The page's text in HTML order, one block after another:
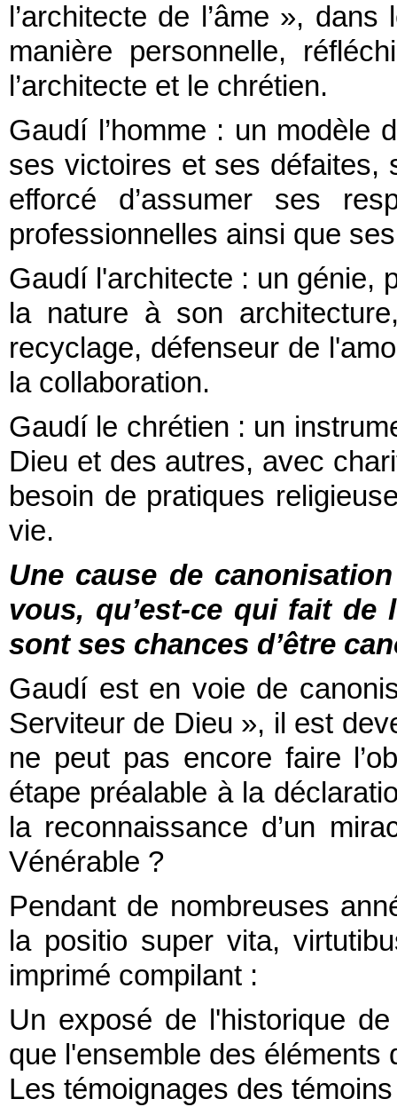
l’architecte de l’âme »,
manière personnelle,
l’architecte et le chrétien.
Gaudí l’homme : un modèle
ses victoires et ses défaites,
efforcé d’assumer ses
professionnelles ainsi que
Gaudí l'architecte : un génie,
la nature à son
recyclage, défenseur de
la collaboration.
Gaudí le chrétien : un
Dieu et des autres, avec
besoin de pratiques
vie.
Une cause de
vous, qu’est-ce qui fait
sont ses chances d’être
Gaudí est en voie de
Serviteur de Dieu », il est
ne peut pas encore faire
étape préalable à la
la reconnaissance d’un
Vénérable ?
Pendant de nombreuses
la positio super vita,
imprimé compilant :
Un exposé de l'historique
que l'ensemble des éléments
Les témoignages des